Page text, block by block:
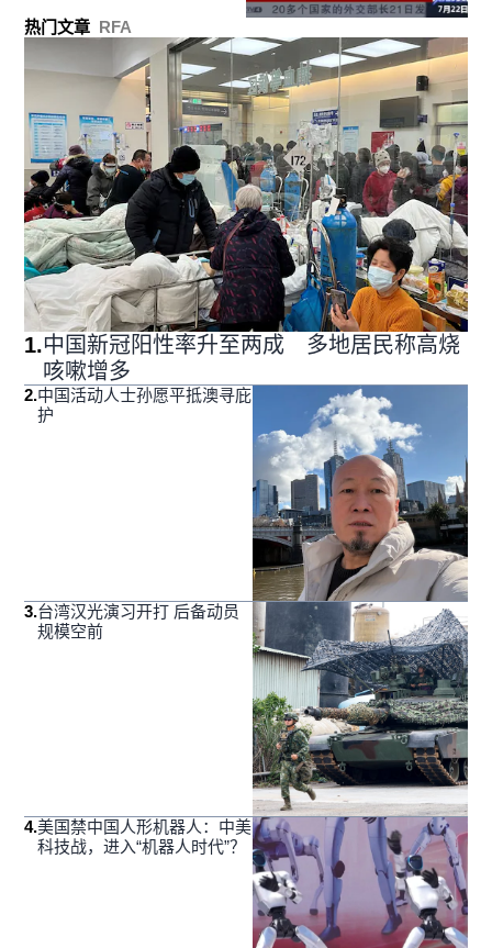
热门文章 RFA
1.中国新冠阳性率升至两成 多地居民称高烧
咳嗽增多
2.中国活动人士孙愿平抵澳寻庇
护
3.台湾汉光演习开打 后备动员
规模空前
4.美国禁中国人形机器人：中美
科技战，进入“机器人时代”？